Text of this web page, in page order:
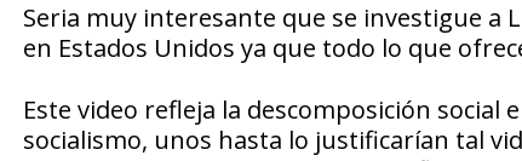
Seria muy interesante que se investigue a
en Estados Unidos ya que todo lo que
Este video refleja la descomposición social
socialismo, unos hasta lo justificarían tal